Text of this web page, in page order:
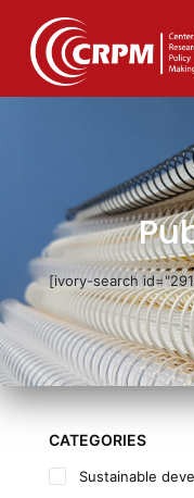
[ivory-search
CATEGORIES
Sustainable